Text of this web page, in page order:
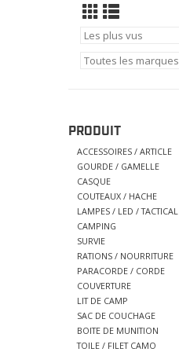
PRODUIT
ACCESSOIRES / ARTICLE
GOURDE / GAMELLE
CASQUE
COUTEAUX / HACHE
LAMPES / LED / TACTICAL
CAMPING
SURVIE
RATIONS / NOURRITURE
PARACORDE / CORDE
COUVERTURE
LIT DE CAMP
SAC DE COUCHAGE
BOITE DE MUNITION
TOILE / FILET CAMO